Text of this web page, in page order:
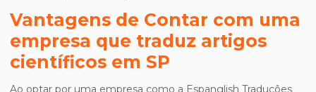
Vantagens de Contar com uma
empresa que traduz artigos
científicos em SP
Ao optar por uma empresa como a Espanglish Traduções